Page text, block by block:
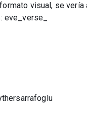
visual, se
eve_verse_